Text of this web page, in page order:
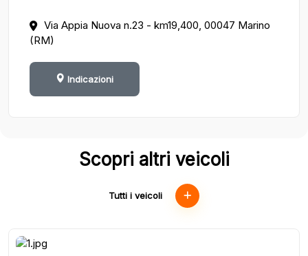
Via Appia Nuova n.23 - km19,400, 00047 Marino
(RM)
Indicazioni
Scopri altri veicoli
Tutti i veicoli